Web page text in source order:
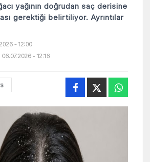
yağının doğrudan saç derisine
gerektiği belirtiliyor. Ayrıntılar
- 12:00
- 12:16